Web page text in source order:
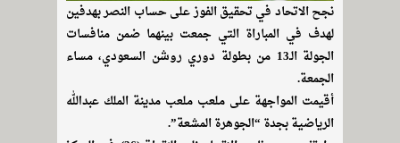
نجح الاتحاد في تحقيق الفوز على حساب النصر بهدفين
لهدف في المباراة التي جمعت بينهما ضمن منافسات
الجولة الـ13 من بطولة دوري روشن السعودي، مساء
الجمعة.
أقيمت المواجهة على ملعب ملعب مدينة الملك عبدالله
الرياضية بجدة “الجوهرة المشعة”.